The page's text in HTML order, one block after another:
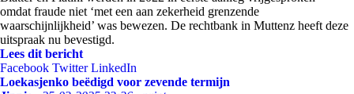
omdat fraude niet ‘met een aan zekerheid grenzende
waarschijnlijkheid’ was bewezen. De rechtbank in Muttenz heeft deze
uitspraak nu bevestigd.
Lees dit bericht
Facebook Twitter LinkedIn
Loekasjenko beëdigd voor zevende termijn